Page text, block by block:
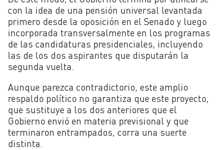
con la idea de una pensión universal levantada
primero desde la oposición en el Senado y luego
incorporada transversalmente en los programas
de las candidaturas presidenciales, incluyendo
las de los dos aspirantes que disputarán la
segunda vuelta.
Aunque parezca contradictorio, este amplio
respaldo político no garantiza que este proyecto,
que sustituye a los dos anteriores que el
Gobierno envió en materia previsional y que
terminaron entrampados, corra una suerte
distinta.